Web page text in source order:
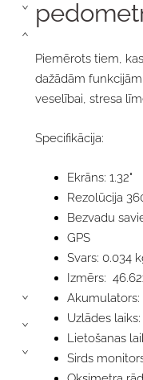
›
›
›
›
›
Piemērots tiem,
dažādām
veselībai, stresa
Specifikācija:
Ekrāns: 1.32"
Rezolūcija
Bezvadu
GPS
Svars: 0.034
Izmērs:
Uzlādes
Lietošanas
Sirds